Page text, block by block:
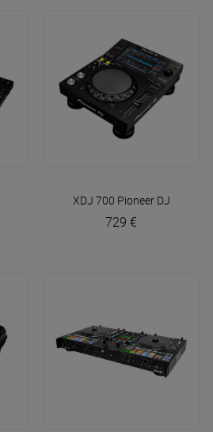
XDJ 700 Pioneer DJ
729 €